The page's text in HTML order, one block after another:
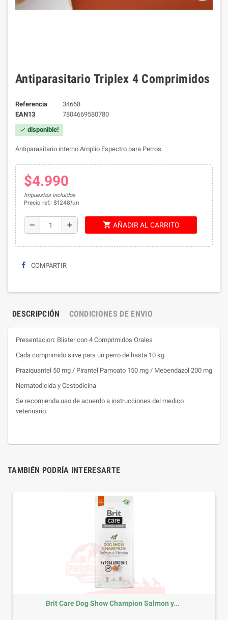
Antiparasitario Triplex 4 Comprimidos
Referencia
34668
EAN13
7804669580780
check disponible!
Antiparasitario interno Amplio Espectro para Perros
$4.990
Impuestos incluidos
Precio ref.: $1248/un
remove add shopping_cart AÑADIR AL CARRITO
COMPARTIR
DESCRIPCIÓN CONDICIONES DE ENVIO
Presentacion: Blister con 4 Comprimidos Orales
Cada comprimido sirve para un perro de hasta 10 kg
Praziquantel 50 mg / Pirantel Pamoato 150 mg / Mebendazol 200 mg
Nematodicida y Cestodicina
Se recomienda uso de acuerdo a instrucciones del medico
veterinario.
TAMBIÉN PODRÍA INTERESARTE
Brit Care Dog Show Champion Salmon y...